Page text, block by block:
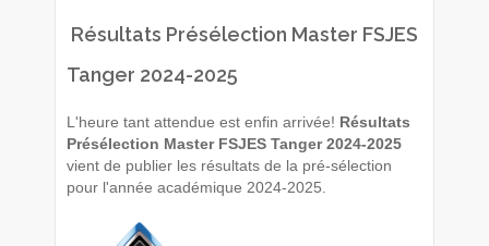
Résultats Présélection Master FSJES
Tanger 2024-2025
L'heure tant attendue est enfin arrivée! Résultats
Présélection Master FSJES Tanger 2024-2025
vient de publier les résultats de la pré-sélection
pour l'année académique 2024-2025.